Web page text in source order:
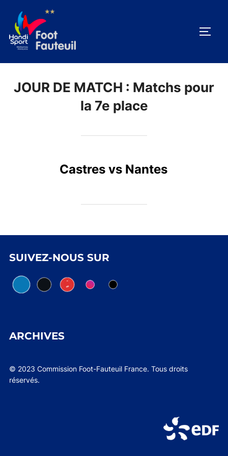
contenu
JOUR DE MATCH : Matchs pour
la 7e place
Castres vs Nantes
SUIVEZ-NOUS SUR
ARCHIVES
© 2023 Commission Foot-Fauteuil France. Tous droits
réservés.